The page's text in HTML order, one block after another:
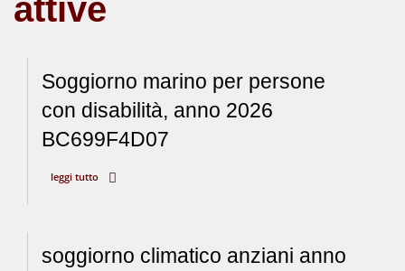
attive
Soggiorno marino per persone
con disabilità, anno 2026
BC699F4D07
leggi tutto
soggiorno climatico anziani anno